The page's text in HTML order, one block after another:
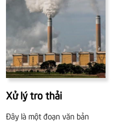
Xử lý tro thải
Đây là một đoạn văn bản